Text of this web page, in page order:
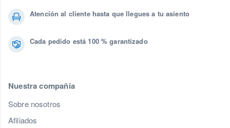
Atención al cliente hasta que llegues a tu asiento
Cada pedido está 100 % garantizado
Nuestra compañía
Sobre nosotros
Afiliados